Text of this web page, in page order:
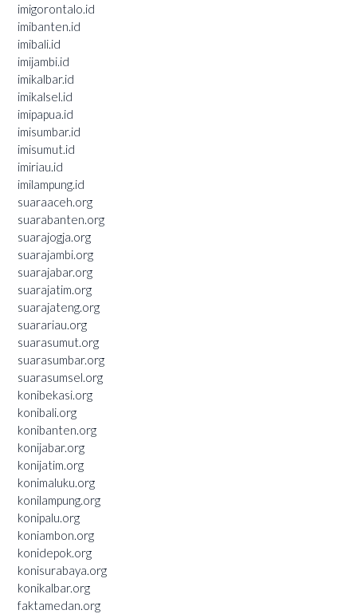
imigorontalo.id
imibanten.id
imibali.id
imijambi.id
imikalbar.id
imikalsel.id
imipapua.id
imisumbar.id
imisumut.id
imiriau.id
imilampung.id
suaraaceh.org
suarabanten.org
suarajogja.org
suarajambi.org
suarajabar.org
suarajatim.org
suarajateng.org
suarariau.org
suarasumut.org
suarasumbar.org
suarasumsel.org
konibekasi.org
konibali.org
konibanten.org
konijabar.org
konijatim.org
konimaluku.org
konilampung.org
konipalu.org
koniambon.org
konidepok.org
konisurabaya.org
konikalbar.org
faktamedan.org